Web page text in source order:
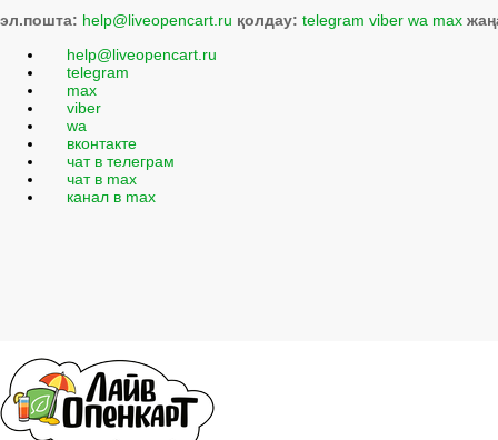
эл.пошта: help@liveopencart.ru қолдау: telegram viber wa max
help@liveopencart.ru
telegram
max
viber
wa
вконтакте
чат в телеграм
чат в max
канал в max